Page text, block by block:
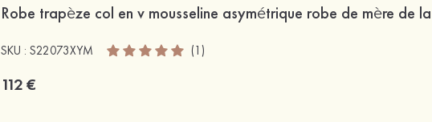
Robe trapèze col en v mousseline asymétrique robe de mère de
SKU : S22073XYM (1)
112 €